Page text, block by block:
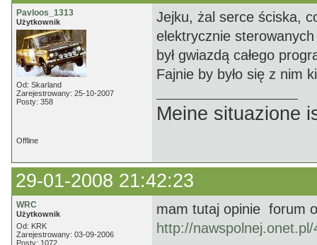
Pavloos_1313
Użytkownik
Od: Skarland
Zarejestrowany: 25-10-2007
Posty: 358
Jejku, żal serce ściska,
elektrycznie
był gwiazdą całego
Fajnie by było się z nim
Meine situazione
Offline
29-01-2008 21:42:23
WRC
Użytkownik
Od: KRK
Zarejestrowany: 03-09-2006
Posty: 1072
mam tutaj opinie forum
http://